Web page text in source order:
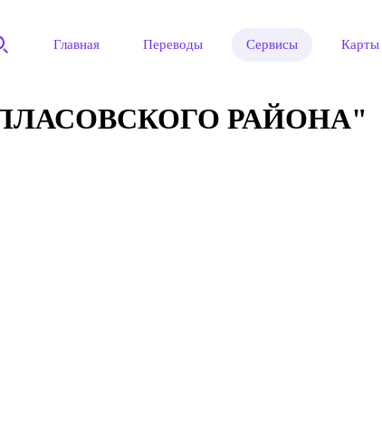
Главная Переводы Сервисы Карты
РАЙОНА"